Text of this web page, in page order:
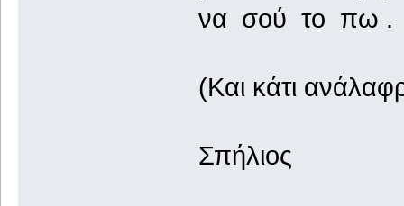
να σού το πω .
(Και κάτι
Σπήλιος